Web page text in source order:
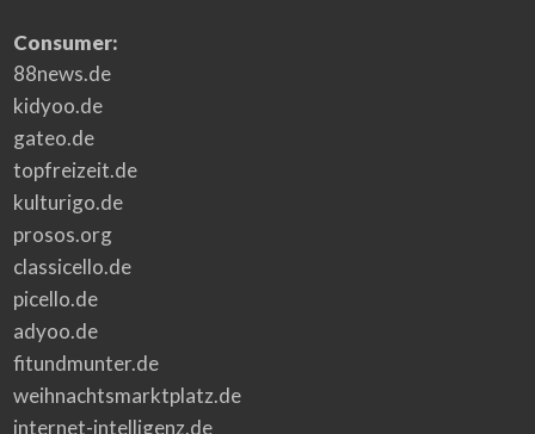
Consumer:
88news.de
kidyoo.de
gateo.de
topfreizeit.de
kulturigo.de
prosos.org
classicello.de
picello.de
adyoo.de
fitundmunter.de
weihnachtsmarktplatz.de
internet-intelligenz.de